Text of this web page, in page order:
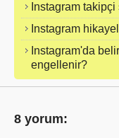
Instagram takipçi
Instagram
Instagram'da
engellenir?
8 yorum: